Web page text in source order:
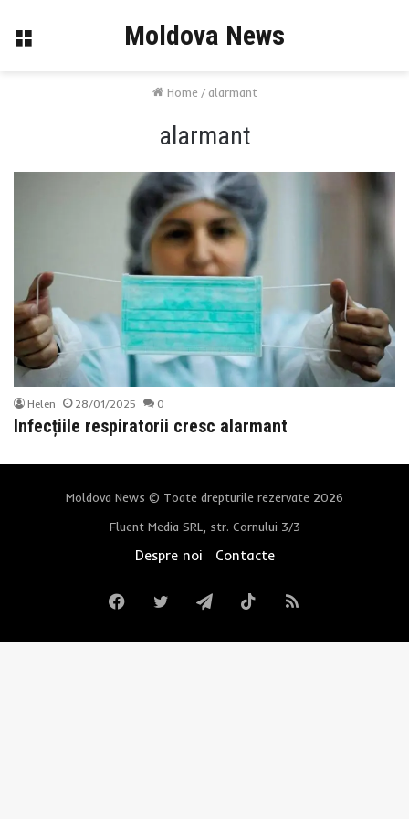
Menu Moldova News
Home / alarmant
alarmant
Helen 28/01/2025 0
Infecțiile respiratorii cresc alarmant
Moldova News © Toate drepturile rezervate 2026
Fluent Media SRL, str. Cornului 3/3
Despre noi Contacte
FacebookTwitterTelegramTikTokRSS